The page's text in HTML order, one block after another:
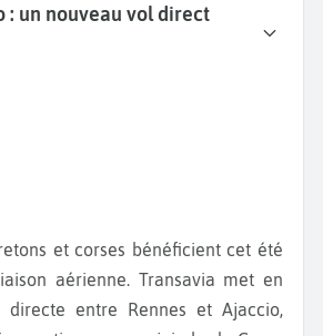
: un nouveau vol direct
aérienne. Transavia met en
entre Rennes et Ajaccio,